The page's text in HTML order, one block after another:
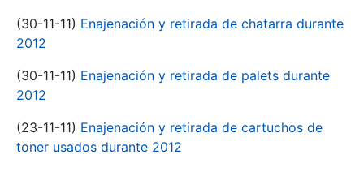
(30-11-11) Enajenación y retirada de chatarra durante
2012
(30-11-11) Enajenación y retirada de palets durante
2012
(23-11-11) Enajenación y retirada de cartuchos de
toner usados durante 2012